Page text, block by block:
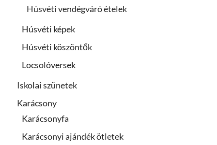
Húsvéti vendégváró ételek
Húsvéti képek
Húsvéti köszöntők
Locsolóversek
Iskolai szünetek
Karácsony
Karácsonyfa
Karácsonyi ajándék ötletek